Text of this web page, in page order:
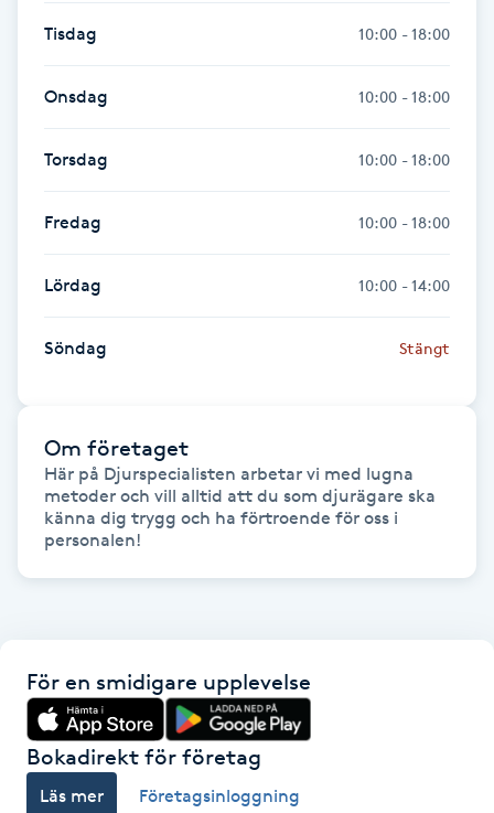
Herrklippning
HIFU
Hollywood Peel
Hot yoga
Hudföryngring
Tisdag 10:00 - 18:00
Onsdag 10:00 - 18:00
Torsdag 10:00 - 18:00
Fredag 10:00 - 18:00
Lördag 10:00 - 14:00
Söndag Stängt
Om företaget
Här på Djurspecialisten arbetar vi med lugna
metoder och vill alltid att du som djurägare ska
känna dig trygg och ha förtroende för oss i
personalen!
För en smidigare upplevelse
Bokadirekt för företag
Läs mer Företagsinloggning